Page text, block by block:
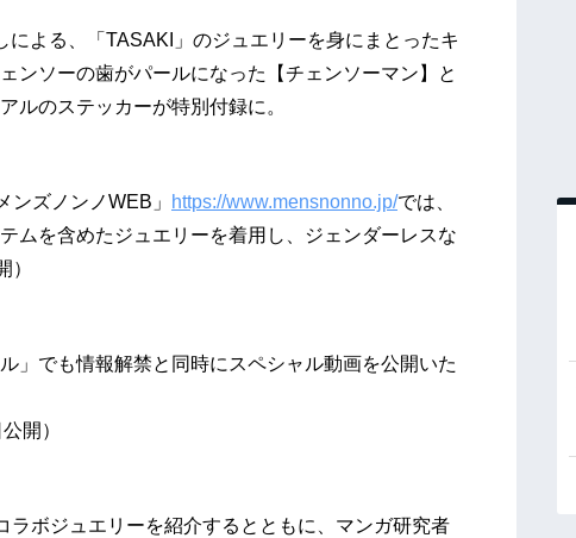
よる、「TASAKI」のジュエリーを⾝にまとったキ
ンソーの⻭がパールになった【チェンソーマン】と
ルのステッカーが特別付録に。
ンズノンノWEB」
https://www.mensnonno.jp/では、
ムを含めたジュエリーを着⽤し、ジェンダーレスな
）
」でも情報解禁と同時にスペシャル動画を公開いた
開）
ラボジュエリーを紹介するとともに、マンガ研究者